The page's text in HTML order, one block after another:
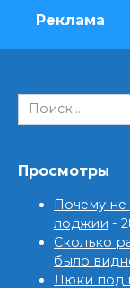
Реклама
Search
for:
Просмотры
Почему не
лоджии -
Сколько
было
Люки под